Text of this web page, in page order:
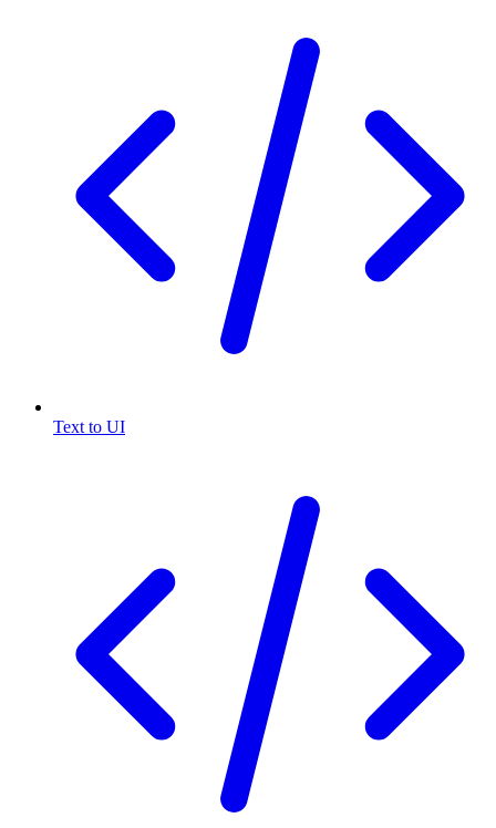
Text to UI